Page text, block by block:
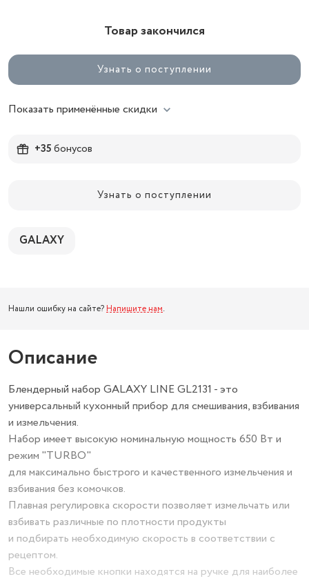
Товар закончился
Узнать о поступлении
Показать применённые скидки
+35бонусов
Узнать о поступлении
GALAXY
Нашли ошибку на сайте? Напишите нам.
Описание
Блендерный набор GALAXY LINE GL2131 - это
универсальный кухонный прибор для смешивания, взбивания
и измельчения.
Набор имеет высокую номинальную мощность 650 Вт и
режим "TURBO"
для максимально быстрого и качественного измельчения и
взбивания без комочков.
Плавная регулировка скорости позволяет измельчать или
взбивать различные по плотности продукты
и подбирать необходимую скорость в соответствии с
рецептом.
Все необходимые кнопки находятся на ручке для наиболее